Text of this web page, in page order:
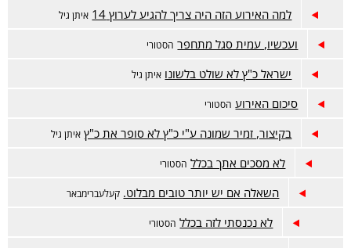
למה האירוע הזה היה צריך להגיע לערוץ 14 איתן גיל
ועכשיו, עמית סגל מתחפר הסטורי
ישראל כ"ץ לא שולט בלשונו איתן גיל
סיכום האירוע הסטורי
בקיצור, זמיר שמונה ע"י כ"ץ לא סופר את כ"ץ איתן גיל
לא מסכים אתך בכלל הסטורי
השאלה אם יש יותר טובים מבלוט. קעלעברימבאר
לא נכנסתי לזה בכלל הסטורי